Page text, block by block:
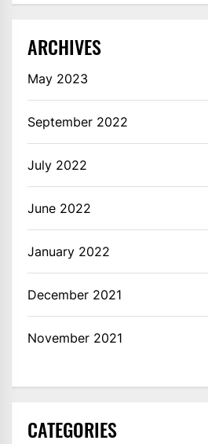
ARCHIVES
May 2023
September 2022
July 2022
June 2022
January 2022
December 2021
November 2021
CATEGORIES